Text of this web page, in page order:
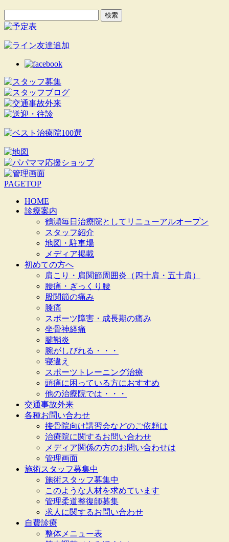
索:
PAGETOP
HOME
診療案内
鶴瀬毎日治療院としてリニューアルオープン
スタッフ紹介
地図・駐車場
メディア掲載
初めての方へ
肩こり・肩関節周囲炎（四十肩・五十肩）
腰痛・ぎっくり腰
股関節の痛み
膝痛
スポーツ障害・成長期の痛み
坐骨神経痛
腱鞘炎
腕がしびれる・・・
寝違え
スポーツトレーニング治療
頭痛に困っている方におすすめ
他の治療院では・・・
交通事故外来
各種お問い合わせ
接骨院向け講習会などのご依頼は
治療院に関するお問い合わせ
メディア関係の方のお問い合わせは
管理画面
施術スタッフ募集中
施術スタッフ募集中
このような人材を求めています
管理柔道整復師募集
求人に関するお問い合わせ
自費診療
整体メニュー表